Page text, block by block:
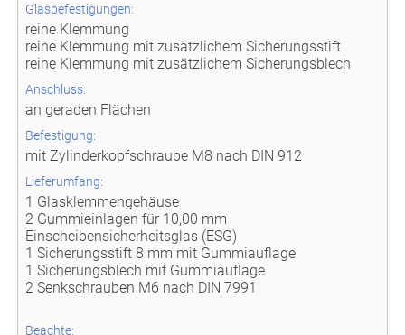
Glasbefestigungen:
reine Klemmung
reine Klemmung mit zusätzlichem Sicherungsstift
reine Klemmung mit zusätzlichem Sicherungsblech
Anschluss:
an geraden Flächen
Befestigung:
mit Zylinderkopfschraube M8 nach DIN 912
Lieferumfang:
1 Glasklemmengehäuse
2 Gummieinlagen für 10,00 mm
Einscheibensicherheitsglas (ESG)
1 Sicherungsstift 8 mm mit Gummiauflage
1 Sicherungsblech mit Gummiauflage
2 Senkschrauben M6 nach DIN 7991
Beachte: